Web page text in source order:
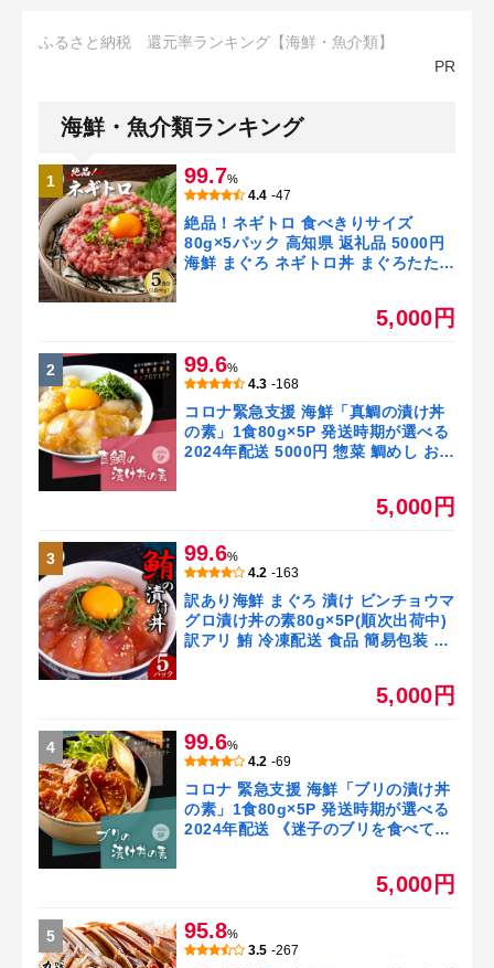
ふるさと納税 還元率ランキング【海鮮・魚介類】
PR
海鮮・魚介類ランキング
1 99.7%
4.4 -47
絶品！ネギトロ 食べきりサイズ
80g×5パック 高知県 返礼品 5000円
海鮮 まぐろ ネギトロ丼 まぐろたたき
凍 個食 一人暮らし 冷凍配送 小分け
5,000円
2 99.6%
4.3 -168
コロナ緊急支援 海鮮「真鯛の漬け丼
の素」1食80g×5P 発送時期が選べる
2024年配送 5000円 惣菜 鯛めし お茶
通返礼品《養殖生産業者応援プロジ
け
5,000円
3 99.6%
4.2 -163
訳あり海鮮 まぐろ 漬け ビンチョウマ
グロ漬け丼の素80g×5P(順次出荷中)
訳アリ 鮪 冷凍配送 食品 簡易包装 保
べて応援[高知市共通返礼品]5,000円
4 99.6%
4.2 -69
コロナ 緊急支援 海鮮「ブリの漬け丼
の素」1食80g×5P 発送時期が選べる
2024年配送 《迷子のブリを食べて応
存食 小分けパック 海鮮丼 惣菜 一人
5,000円
5 95.8%
3.5 -267